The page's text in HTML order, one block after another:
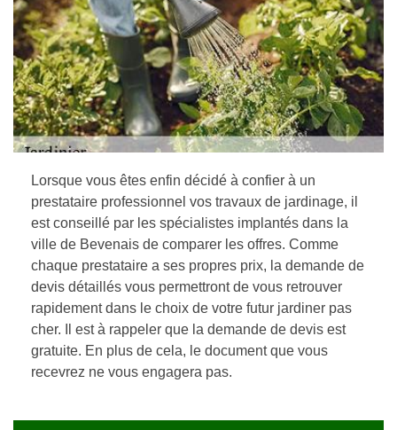
Lorsque vous êtes enfin décidé à confier à un
prestataire professionnel vos travaux de jardinage, il
est conseillé par les spécialistes implantés dans la
ville de Bevenais de comparer les offres. Comme
chaque prestataire a ses propres prix, la demande de
devis détaillés vous permettront de vous retrouver
rapidement dans le choix de votre futur jardiner pas
cher. Il est à rappeler que la demande de devis est
gratuite. En plus de cela, le document que vous
recevrez ne vous engagera pas.